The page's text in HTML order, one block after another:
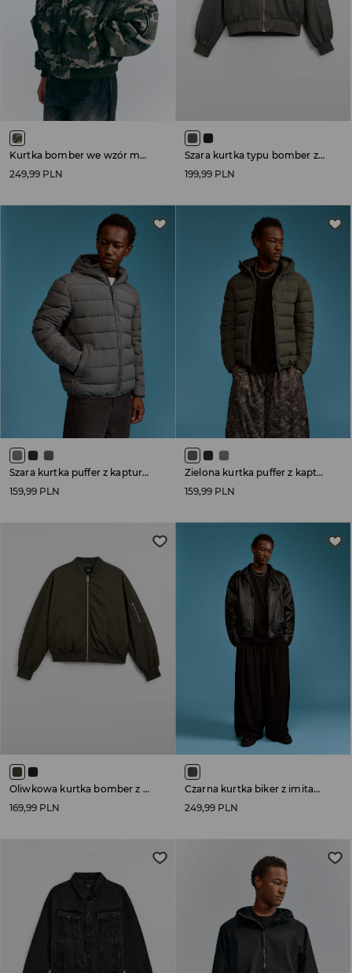
Kurtka bomber we wzór moro z futerkiem przy kapturze
249,99 PLN
Szara kurtka typu bomber z kontrastowym kapturem
199,99 PLN
Szara kurtka puffer z kapturem
159,99 PLN
Zielona kurtka puffer z kapturem
159,99 PLN
Oliwkowa kurtka bomber z lekkim ociepleniem
169,99 PLN
Czarna kurtka biker z imitacji skóry ze stójką
249,99 PLN